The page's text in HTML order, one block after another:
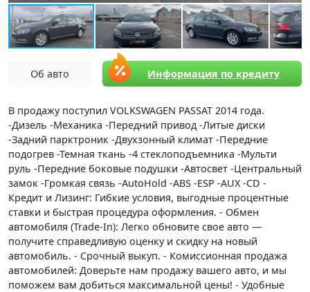
Об авто Информация по кредиту
В продажу поступил VOLKSWAGEN PASSAT 2014 года.
-Дизель -Механика -Передний привод -Литые диски
-Задний парктроник -Двухзонный климат -Передние
подогрев -Темная ткань -4 стеклоподъемника -Мульти
руль -Передние боковые подушки -Автосвет -Центральный
замок -Громкая связь -AutoHold -ABS -ESP -AUX -CD -
Кредит и Лизинг: Гибкие условия, выгодные процентные
ставки и быстрая процедура оформления. - Обмен
автомобиля (Trade-In): Легко обновите свое авто —
получите справедливую оценку и скидку на новый
автомобиль. - Срочный выкуп. - Комиссионная продажа
автомобилей: Доверьте нам продажу вашего авто, и мы
поможем вам добиться максимальной цены! - Удобные